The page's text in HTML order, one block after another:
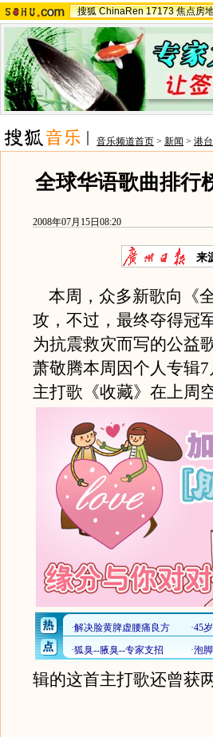
搜狐 ChinaRen 17173 焦点房
音乐频道首页 > 新闻 > 港
全球华语歌曲排行
2008年07月15日08:20
来
本周，众多新歌向《
攻，不过，最终夺得冠
为抗震救灾而写的公益
萧敬腾本周因个人专辑
主打歌《收藏》在上周
辑的这首主打歌还曾获